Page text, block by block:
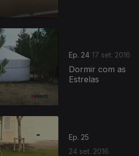
Ep. 24 17 set. 2016
Dormir com as
Estrelas
Ep. 25
24 set. 2016